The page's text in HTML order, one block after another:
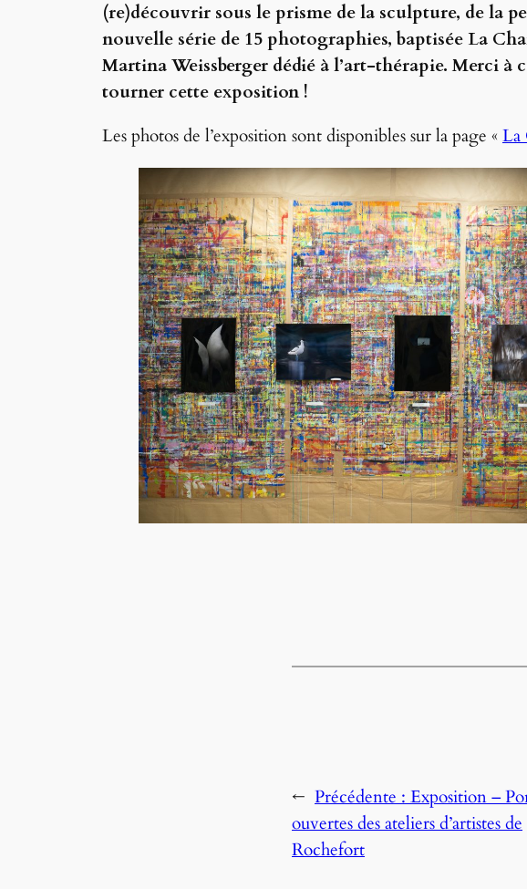
(re)découvrir sous le prisme de la sculpture, de la
nouvelle série de 15 photographies, baptisée La
Martina Weissberger dédié à l’art-thérapie. Merci à
tourner cette exposition !
Les photos de l’exposition sont disponibles sur la page « La
← Précédente :Exposition –
ouvertes des ateliers d’artistes de
Rochefort